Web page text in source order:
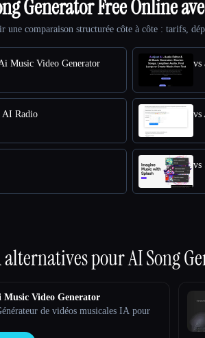
Generator Free Online
une comparaison structurée côte à côte : tarifs,
Music Video Generator vs
AI Radio vs
vs
pourAI Song
Music Video Generator
de vidéos musicales IA pour